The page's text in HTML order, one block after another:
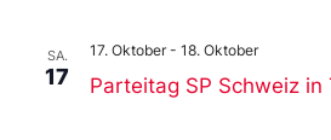
SA.
17 Parteitag SP Schweiz in
17. Oktober- 18. Oktober